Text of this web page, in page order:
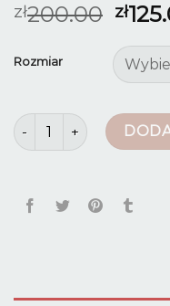
zł200.00 zł
Rozmiar
ilość spodnie zimowe